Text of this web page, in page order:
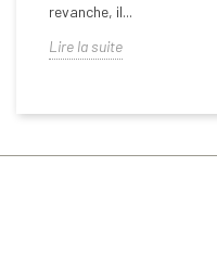
revanche, il...
Lire la suite